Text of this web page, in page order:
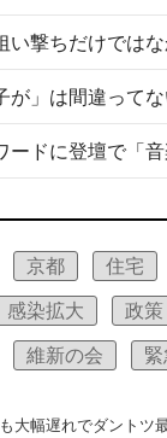
京都 住宅
感染拡大 政策
維新の会
大幅遅れでダントツ